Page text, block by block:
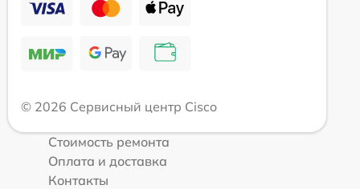
© 2026 Сервисный центр Cisco
Стоимость ремонта
Оплата и доставка
Контакты